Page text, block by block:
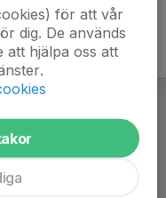
för att vår
dig. De används
att hjälpa oss att